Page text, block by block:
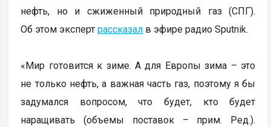
нефть, но и сжиженный природный газ (СПГ).
Об этом экспертрассказал в эфире радио Sputnik.
«Мир готовится к зиме. А для Европы зима – это
не только нефть, а важная часть газ, поэтому я бы
задумался вопросом, что будет, кто будет
наращивать (объемы поставок – прим. Ред.).